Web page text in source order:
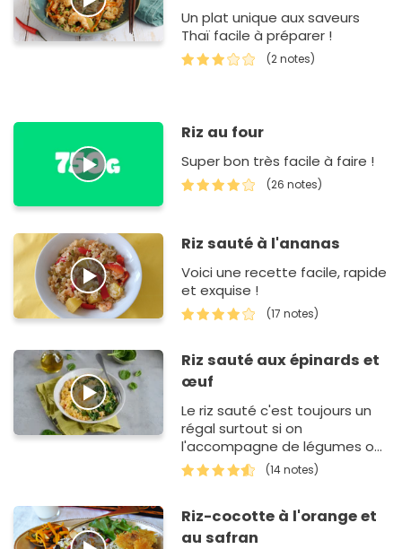
Un plat unique aux saveurs
Thaï facile à préparer !
(2 notes)
Riz au four
Super bon très facile à faire !
(26 notes)
Riz sauté à l'ananas
Voici une recette facile, rapide
et exquise !
(17 notes)
Riz sauté aux épinards et
œuf
Le riz sauté c'est toujours un
régal surtout si on
l'accompagne de légumes ou
de viande. Cette fois, on vous
présente le riz sauté…
(14 notes)
Riz-cocotte à l'orange et
au safran